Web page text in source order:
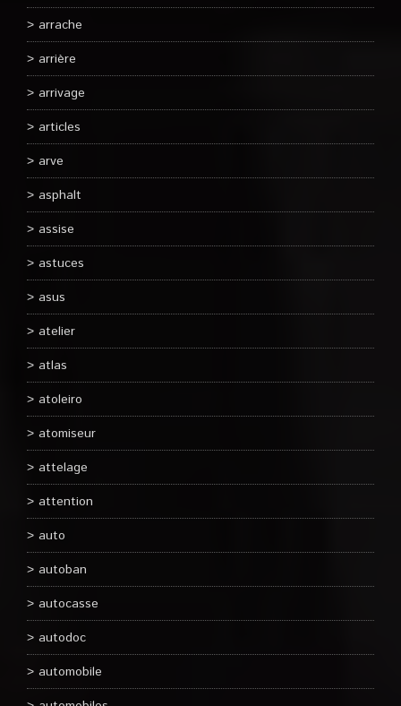
arrache
arrière
arrivage
articles
arve
asphalt
assise
astuces
asus
atelier
atlas
atoleiro
atomiseur
attelage
attention
auto
autoban
autocasse
autodoc
automobile